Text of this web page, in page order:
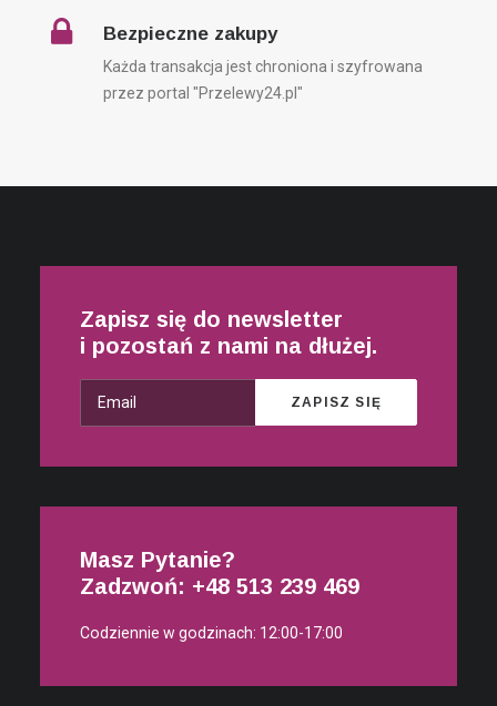
Bezpieczne zakupy
Każda transakcja jest chroniona i szyfrowana
przez portal "Przelewy24.pl"
Zapisz się do newsletter
i pozostań z nami na dłużej.
Masz Pytanie?
Zadzwoń: +48 513 239 469
Codziennie w godzinach: 12:00-17:00